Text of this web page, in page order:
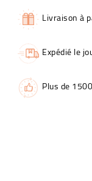
Livraison à
Expédié le
Plus de